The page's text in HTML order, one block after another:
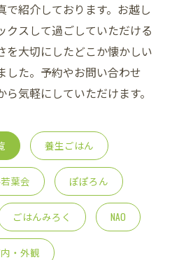
で紹介しております。お越し
クスして過ごしていただける
を大切にしたどこか懐かしい
した。予約やお問い合わせ
気軽にしていただけます。
養生ごはん
葉会 ぽぽろん
ごはんみろく NAO
・外観